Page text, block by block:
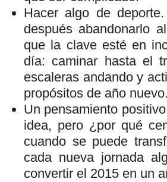
Hacer algo de
después abandonarlo
que la clave esté en
día: caminar hasta el
escaleras andando y
propósitos de año nuevo.
Un pensamiento
idea, pero ¿por qué
cuando se puede
cada nueva jornada
convertir el 2015 en un